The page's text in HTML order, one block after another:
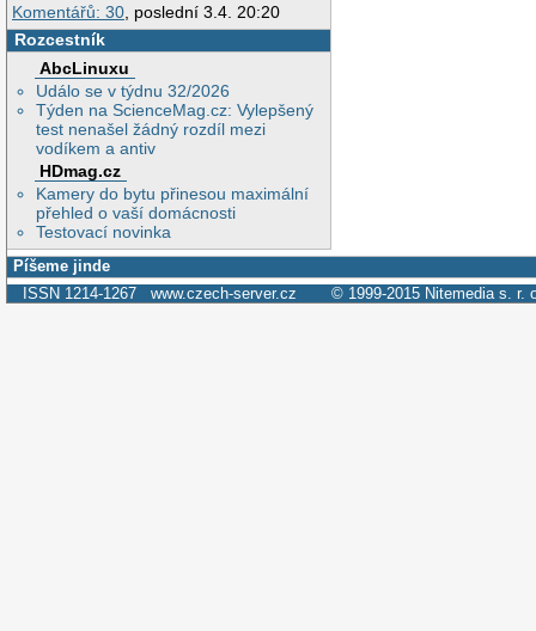
Komentářů: 30 , poslední 3.4. 20:20
Rozcestník
AbcLinuxu
Událo se v týdnu 32/2026
Týden na ScienceMag.cz: Vylepšený
test nenašel žádný rozdíl mezi
vodíkem a antiv
HDmag.cz
Kamery do bytu přinesou maximální
přehled o vaší domácnosti
Testovací novinka
Píšeme jinde
ISSN 1214-1267 www.czech-server.cz © 1999-2015 Nitemedia s. r.